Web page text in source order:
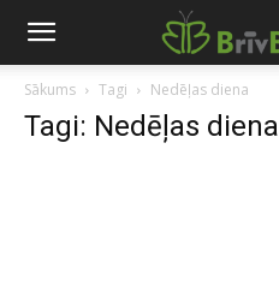
Sākums Tagi Nedēļas diena
Tagi: Nedēļas diena